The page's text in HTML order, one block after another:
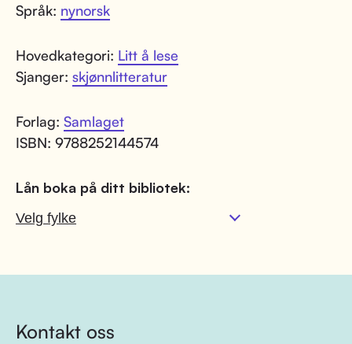
Språk: nynorsk
Hovedkategori: Litt å lese
Sjanger: skjønnlitteratur
Forlag: Samlaget
ISBN: 9788252144574
Lån boka på ditt bibliotek:
Kontakt oss